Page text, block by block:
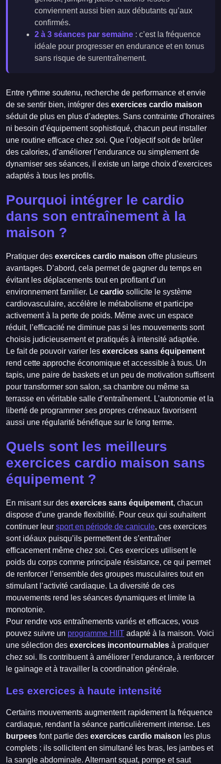
conviennent aussi bien aux débutants qu’aux
confirmés.
2 à 3 séances par semaine : c’est la fréquence
idéale pour progresser en endurance et en tonus
sans risque de surentraînement.
Entre rythme soutenu, recherche de performance et envie
de se sentir bien, intégrer des exercices cardio maison
séduit de plus en plus d’adeptes. Sans contrainte d’horaires
ni besoin d’équipement sophistiqué, chacun peut installer
une routine efficace chez soi. Que l’objectif soit de brûler
des calories, d’améliorer l’endurance ou simplement de
dynamiser ses séances, il existe un large choix d’exercices
adaptés à tous les profils.
Pourquoi intégrer le cardio
dans son entraînement à la
maison ?
Pratiquer des exercices cardio maison offre plusieurs
avantages. D’abord, cela permet de gagner du temps en
évitant les déplacements tout en profitant d’un
environnement familier. Le cardio sollicite le système
cardiovasculaire, accélère le métabolisme et participe
activement à la perte de poids. Même avec un espace
réduit, l’efficacité ne diminue pas si les mouvements sont
choisis judicieusement et pratiqués à intensité adaptée.
Le fait de pouvoir varier les exercices sans équipement
rend cette approche économique et accessible à tous. Un
tapis, une paire de baskets et un peu de motivation suffisent
pour transformer son salon, sa chambre ou même sa
terrasse en véritable salle d’entraînement. L’autonomie et la
liberté de programmer ses propres créneaux favorisent
aussi une régularité bénéfique sur le long terme.
Quels sont les meilleurs
exercices cardio maison sans
équipement ?
En misant sur des exercices sans équipement, chacun
dispose d’une grande flexibilité. Pour ceux qui souhaitent
continuer leur sport en période de canicule, ces exercices
sont idéaux puisqu’ils permettent de s’entraîner
efficacement même chez soi. Ces exercices utilisent le
poids du corps comme principale résistance, ce qui permet
de renforcer l’ensemble des groupes musculaires tout en
stimulant l’activité cardiaque. La diversité de ces
mouvements rend les séances dynamiques et limite la
monotonie.
Pour rendre vos entraînements variés et efficaces, vous
pouvez suivre un programme HIIT adapté à la maison. Voici
une sélection des exercices incontournables à pratiquer
chez soi. Ils contribuent à améliorer l’endurance, à renforcer
le gainage et à travailler la coordination générale.
Les exercices à haute intensité
Certains mouvements augmentent rapidement la fréquence
cardiaque, rendant la séance particulièrement intense. Les
burpees font partie des exercices cardio maison les plus
complets ; ils sollicitent en simultané les bras, les jambes et
la sangle abdominale. Alternant squat, pompe et saut